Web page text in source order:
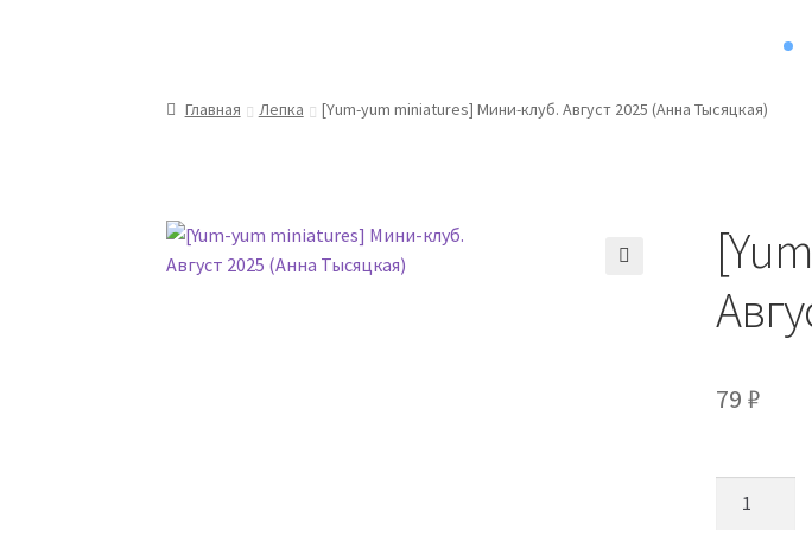
Главная Лепка [Yum-yum miniatures] Мини-клуб. Август 2025 (Анна Тысяцкая)
79 ₽